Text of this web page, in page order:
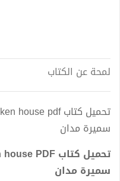
لمحة عن الكتاب
سميرة مدان
سميرة مدان